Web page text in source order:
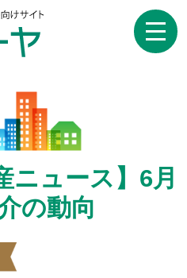
toggle
ニュース】6月
の動向